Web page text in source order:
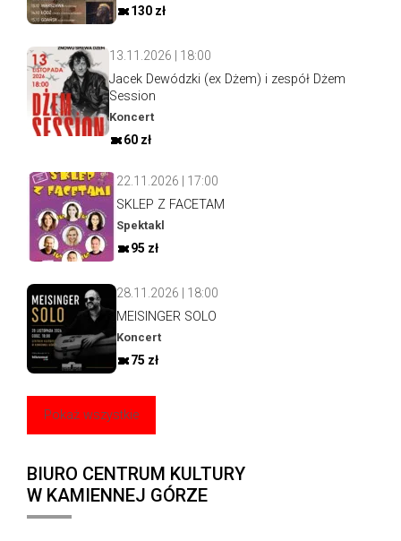
130 zł
13.11.2026 | 18:00
Jacek Dewódzki (ex Dżem) i zespół Dżem
Session
Koncert
60 zł
22.11.2026 | 17:00
SKLEP Z FACETAM
Spektakl
95 zł
28.11.2026 | 18:00
MEISINGER SOLO
Koncert
75 zł
Pokaż wszystkie
BIURO CENTRUM KULTURY
W KAMIENNEJ GÓRZE